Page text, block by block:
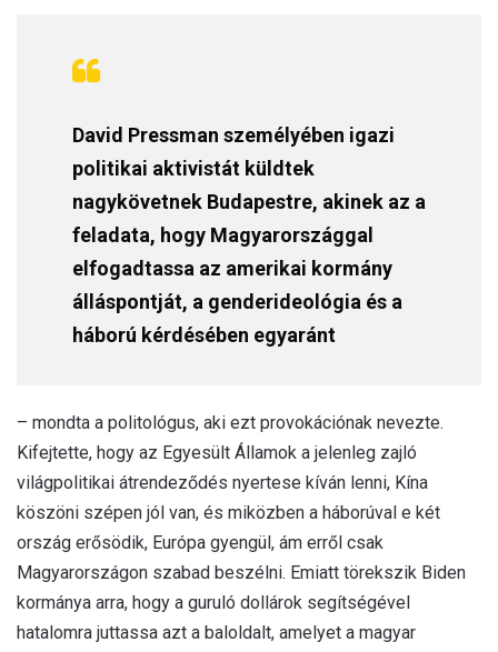
David Pressman személyében igazi
politikai aktivistát küldtek
nagykövetnek Budapestre, akinek az a
feladata, hogy Magyarországgal
elfogadtassa az amerikai kormány
álláspontját, a genderideológia és a
háború kérdésében egyaránt
– mondta a politológus, aki ezt provokációnak nevezte.
Kifejtette, hogy az Egyesült Államok a jelenleg zajló
világpolitikai átrendeződés nyertese kíván lenni, Kína
köszöni szépen jól van, és miközben a háborúval e két
ország erősödik, Európa gyengül, ám erről csak
Magyarországon szabad beszélni. Emiatt törekszik Biden
kormánya arra, hogy a guruló dollárok segítségével
hatalomra juttassa azt a baloldalt, amelyet a magyar